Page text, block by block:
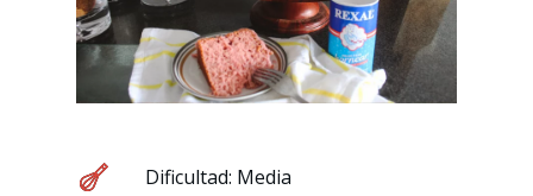
Dificultad: Media